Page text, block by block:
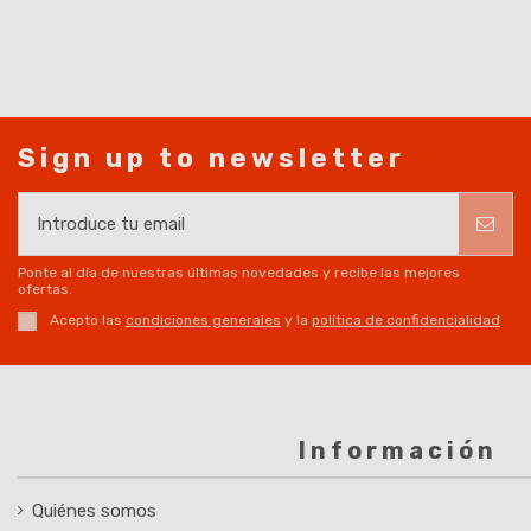
Sign up to newsletter
Ponte al día de nuestras últimas novedades y recibe las mejores
ofertas.
Acepto las condiciones generales y la política de confidencialidad
Información
Quiénes somos